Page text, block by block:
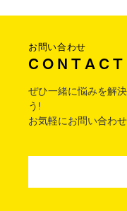
お問い合わせ
C O N T A C T
ぜひ一緒に悩みを解
う!
お気軽にお問い合わせ